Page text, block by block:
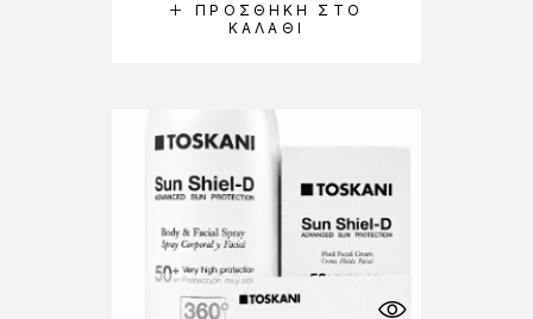
ΠΡΟΣΘΉΚΗ ΣΤΟ
ΚΑΛΆΘΙ